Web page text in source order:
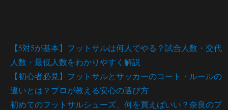
【5対5が基本】フットサルは何人でやる？試合人数・交代
人数・最低人数をわかりやすく解説
【初心者必見】フットサルとサッカーのコート・ルールの
違いとは？プロが教える安心の選び方
初めてのフットサルシューズ、何を買えばいい？奈良のプ